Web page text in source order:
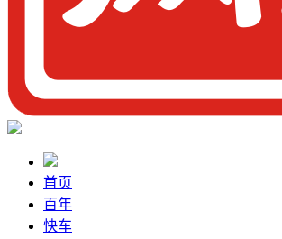
首页
百年
快车